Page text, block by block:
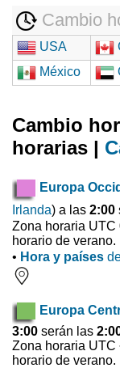
Cambio
USA
México
Cambio
horarias |
Europa
Irlanda) a las 2:00
Zona horaria UTC
horario de verano.
• Hora y países
Europa
3:00 serán las
Zona horaria UTC
horario de verano.